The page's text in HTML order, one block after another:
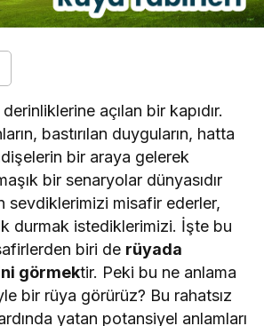
açılan bir kapıdır.
bastırılan duyguların, hatta
bir araya gelerek
bir senaryolar dünyasıdır
sevdiklerimizi misafir ederler,
durmak istediklerimizi. İşte bu
biri de rüyada
görmektir. Peki bu ne anlama
bir rüya görürüz? Bu rahatsız
yatan potansiyel anlamları